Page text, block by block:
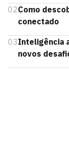
02Como
conectado
03Inteligência
novos